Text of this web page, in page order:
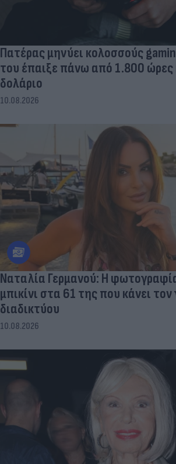
Πατέρας μηνύει κολοσσούς
του έπαιξε πάνω από 1.800 ώρες
δολάριο
10.08.2026
Ναταλία Γερμανού: Η
μπικίνι στα 61 της που κάνει
διαδικτύου
10.08.2026